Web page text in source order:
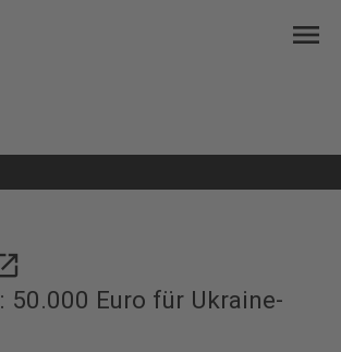
menu
50.000 Euro für Ukraine-